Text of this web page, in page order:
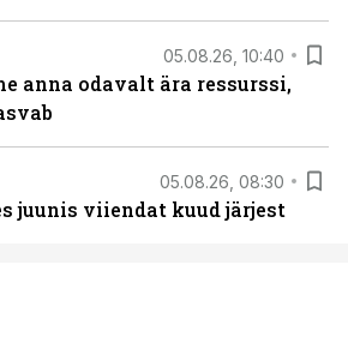
05.08.26, 10:40
anna odavalt ära ressurssi,
05.08.26, 08:30
juunis viiendat kuud järjest